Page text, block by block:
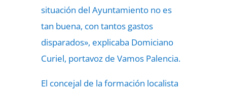
situación del Ayuntamiento no es
tan buena, con tantos gastos
disparados», explicaba Domiciano
Curiel, portavoz de Vamos Palencia.
El concejal de la formación localista